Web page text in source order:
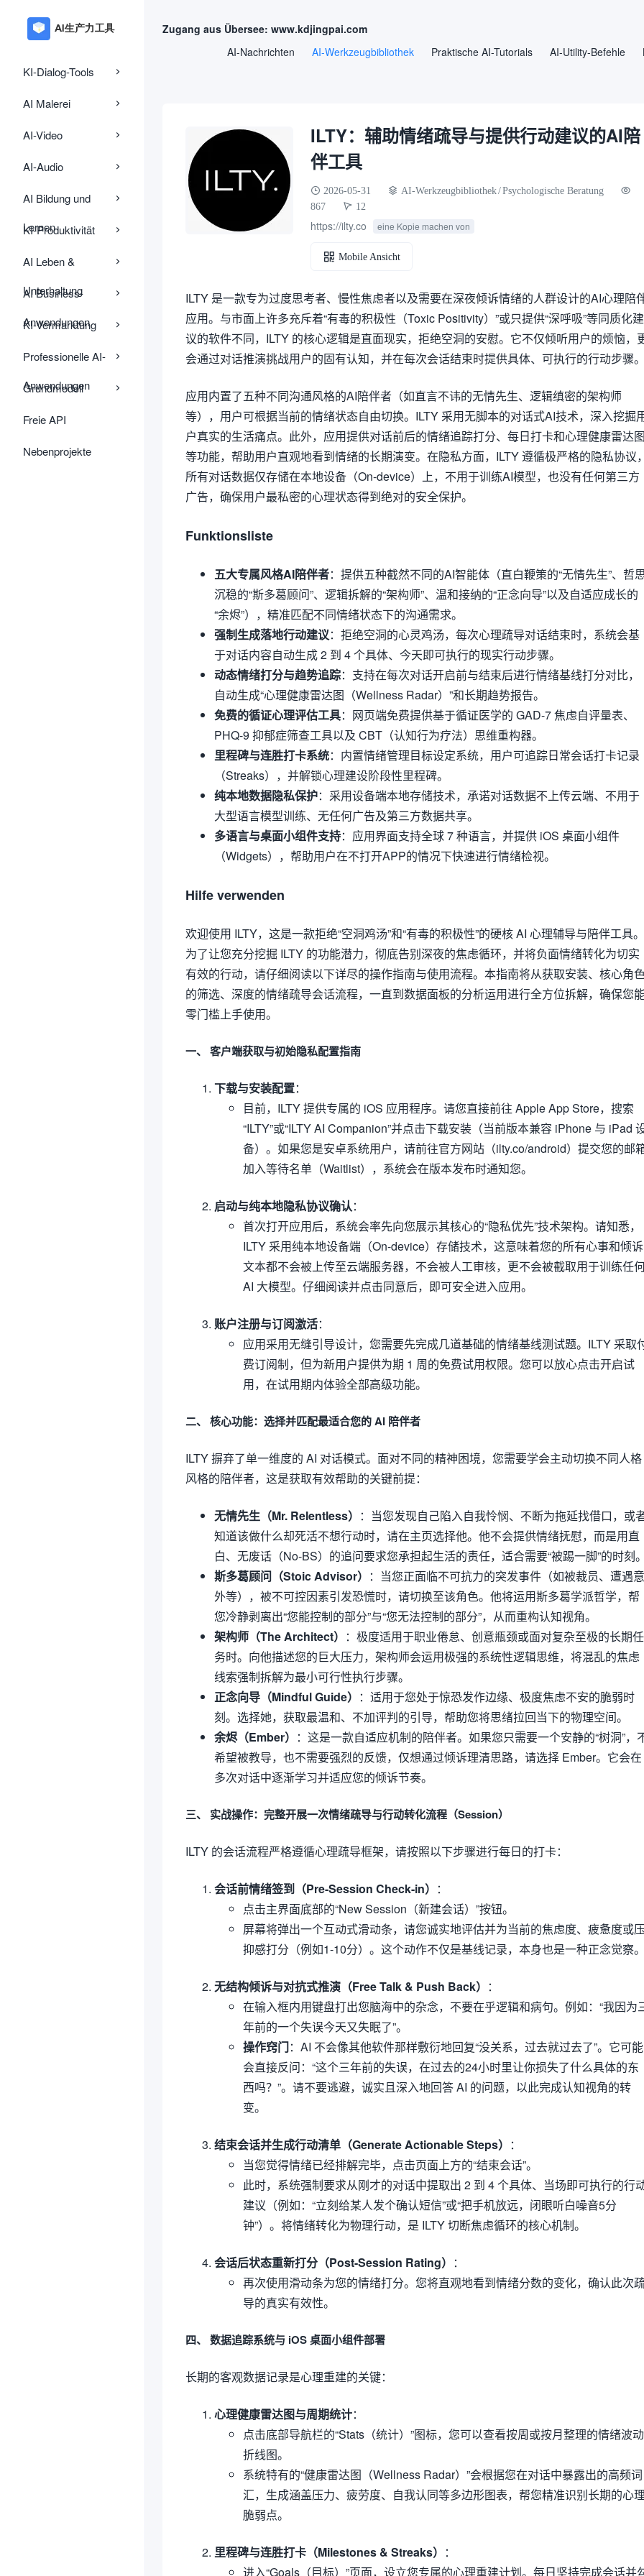
KI-Dialog-Tools
AI Malerei
AI-Video
AI-Audio
AI Bildung und
Lernen
KI-Produktivität
AI Leben &
Unterhaltung
AI Business-
Anwendungen
KI-Vermarktung
Professionelle AI-
Anwendungen
Grundmodell
Freie API
Nebenprojekte
Zugang aus Übersee: www.kdjingpai.com
AI-Nachrichten
AI-Werkzeugbibliothek Praktische AI-Tutorials AI-Utility-Befehle
ILTY：辅助情绪疏导与提供行动建议的AI陪
伴工具
2026-05-31 AI-Werkzeugbibliothek/Psychologische Beratung
867
12
https://ilty.co eine Kopie machen von
Mobile Ansicht
ILTY 是一款专为过度思考者、慢性焦虑者以及需要在深夜倾诉情绪的人群设计的AI心理陪
应用。与市面上许多充斥着“有毒的积极性（Toxic Positivity）”或只提供“深呼吸”等同质化建
议的软件不同，ILTY 的核心逻辑是直面现实，拒绝空洞的安慰。它不仅倾听用户的烦恼，
会通过对话推演挑战用户的固有认知，并在每次会话结束时提供具体、可执行的行动步骤
应用内置了五种不同沟通风格的AI陪伴者（如直言不讳的无情先生、逻辑缜密的架构师
等），用户可根据当前的情绪状态自由切换。ILTY 采用无脚本的对话式AI技术，深入挖掘
户真实的生活痛点。此外，应用提供对话前后的情绪追踪打分、每日打卡和心理健康雷达
等功能，帮助用户直观地看到情绪的长期演变。在隐私方面，ILTY 遵循极严格的隐私协议
所有对话数据仅存储在本地设备（On-device）上，不用于训练AI模型，也没有任何第三方
广告，确保用户最私密的心理状态得到绝对的安全保护。
Funktionsliste
五大专属风格AI陪伴者：提供五种截然不同的AI智能体（直白鞭策的“无情先生”、哲
沉稳的“斯多葛顾问”、逻辑拆解的“架构师”、温和接纳的“正念向导”以及自适应成长的
“余烬”），精准匹配不同情绪状态下的沟通需求。
强制生成落地行动建议：拒绝空洞的心灵鸡汤，每次心理疏导对话结束时，系统会基
于对话内容自动生成 2 到 4 个具体、今天即可执行的现实行动步骤。
动态情绪打分与趋势追踪：支持在每次对话开启前与结束后进行情绪基线打分对比，
自动生成“心理健康雷达图（Wellness Radar）”和长期趋势报告。
免费的循证心理评估工具：网页端免费提供基于循证医学的 GAD-7 焦虑自评量表、
PHQ-9 抑郁症筛查工具以及 CBT（认知行为疗法）思维重构器。
里程碑与连胜打卡系统：内置情绪管理目标设定系统，用户可追踪日常会话打卡记录
（Streaks），并解锁心理建设阶段性里程碑。
纯本地数据隐私保护：采用设备端本地存储技术，承诺对话数据不上传云端、不用于
大型语言模型训练、无任何广告及第三方数据共享。
多语言与桌面小组件支持：应用界面支持全球 7 种语言，并提供 iOS 桌面小组件
（Widgets），帮助用户在不打开APP的情况下快速进行情绪检视。
Hilfe verwenden
欢迎使用 ILTY，这是一款拒绝“空洞鸡汤”和“有毒的积极性”的硬核 AI 心理辅导与陪伴工具。
为了让您充分挖掘 ILTY 的功能潜力，彻底告别深夜的焦虑循环，并将负面情绪转化为切实
有效的行动，请仔细阅读以下详尽的操作指南与使用流程。本指南将从获取安装、核心角
的筛选、深度的情绪疏导会话流程，一直到数据面板的分析运用进行全方位拆解，确保您
零门槛上手使用。
一、 客户端获取与初始隐私配置指南
下载与安装配置：
目前，ILTY 提供专属的 iOS 应用程序。请您直接前往 Apple App Store，搜索
“ILTY”或“ILTY AI Companion”并点击下载安装（当前版本兼容 iPhone 与 iPad
备）。如果您是安卓系统用户，请前往官方网站（ilty.co/android）提交您的邮
加入等待名单（Waitlist），系统会在版本发布时通知您。
启动与纯本地隐私协议确认：
首次打开应用后，系统会率先向您展示其核心的“隐私优先”技术架构。请知悉，
ILTY 采用纯本地设备端（On-device）存储技术，这意味着您的所有心事和倾诉
文本都不会被上传至云端服务器，不会被人工审核，更不会被截取用于训练任
AI 大模型。仔细阅读并点击同意后，即可安全进入应用。
账户注册与订阅激活：
应用采用无缝引导设计，您需要先完成几道基础的情绪基线测试题。ILTY 采取
费订阅制，但为新用户提供为期 1 周的免费试用权限。您可以放心点击开启试
用，在试用期内体验全部高级功能。
二、 核心功能：选择并匹配最适合您的 AI 陪伴者
ILTY 摒弃了单一维度的 AI 对话模式。面对不同的精神困境，您需要学会主动切换不同人格
风格的陪伴者，这是获取有效帮助的关键前提：
无情先生（Mr. Relentless） ：当您发现自己陷入自我怜悯、不断为拖延找借口，或
知道该做什么却死活不想行动时，请在主页选择他。他不会提供情绪抚慰，而是用直
白、无废话（No-BS）的追问要求您承担起生活的责任，适合需要“被踢一脚”的时刻
斯多葛顾问（Stoic Advisor） ：当您正面临不可抗力的突发事件（如被裁员、遭遇意
外等），被不可控因素引发恐慌时，请切换至该角色。他将运用斯多葛学派哲学，帮
您冷静剥离出“您能控制的部分”与“您无法控制的部分”，从而重构认知视角。
架构师（The Architect） ：极度适用于职业倦怠、创意瓶颈或面对复杂至极的长期任
务时。向他描述您的巨大压力，架构师会运用极强的系统性逻辑思维，将混乱的焦虑
线索强制拆解为最小可行性执行步骤。
正念向导（Mindful Guide） ：适用于您处于惊恐发作边缘、极度焦虑不安的脆弱时
刻。选择她，获取最温和、不加评判的引导，帮助您将思绪拉回当下的物理空间。
余烬（Ember） ：这是一款自适应机制的陪伴者。如果您只需要一个安静的“树洞”，
希望被教导，也不需要强烈的反馈，仅想通过倾诉理清思路，请选择 Ember。它会在
多次对话中逐渐学习并适应您的倾诉节奏。
三、 实战操作：完整开展一次情绪疏导与行动转化流程（Session）
ILTY 的会话流程严格遵循心理疏导框架，请按照以下步骤进行每日的打卡：
会话前情绪签到（Pre-Session Check-in） ：
点击主界面底部的“New Session（新建会话）”按钮。
屏幕将弹出一个互动式滑动条，请您诚实地评估并为当前的焦虑度、疲惫度或
抑感打分（例如1-10分）。这个动作不仅是基线记录，本身也是一种正念觉察
无结构倾诉与对抗式推演（Free Talk & Push Back） ：
在输入框内用键盘打出您脑海中的杂念，不要在乎逻辑和病句。例如：“我因为
年前的一个失误今天又失眠了”。
操作窍门：AI 不会像其他软件那样敷衍地回复“没关系，过去就过去了”。它可能
会直接反问：“这个三年前的失误，在过去的24小时里让你损失了什么具体的东
西吗？”。请不要逃避，诚实且深入地回答 AI 的问题，以此完成认知视角的转
变。
结束会话并生成行动清单（Generate Actionable Steps） ：
当您觉得情绪已经排解完毕，点击页面上方的“结束会话”。
此时，系统强制要求从刚才的对话中提取出 2 到 4 个具体、当场即可执行的行
建议（例如：“立刻给某人发个确认短信”或“把手机放远，闭眼听白噪音5分
钟”）。将情绪转化为物理行动，是 ILTY 切断焦虑循环的核心机制。
会话后状态重新打分（Post-Session Rating） ：
再次使用滑动条为您的情绪打分。您将直观地看到情绪分数的变化，确认此次
导的真实有效性。
四、 数据追踪系统与 iOS 桌面小组件部署
长期的客观数据记录是心理重建的关键：
心理健康雷达图与周期统计：
点击底部导航栏的“Stats（统计）”图标，您可以查看按周或按月整理的情绪波动
折线图。
系统特有的“健康雷达图（Wellness Radar）”会根据您在对话中暴露出的高频词
汇，生成涵盖压力、疲劳度、自我认同等多边形图表，帮您精准识别长期的心
脆弱点。
里程碑与连胜打卡（Milestones & Streaks） ：
进入“Goals（目标）”页面，设立您专属的心理重建计划。每日坚持完成会话并